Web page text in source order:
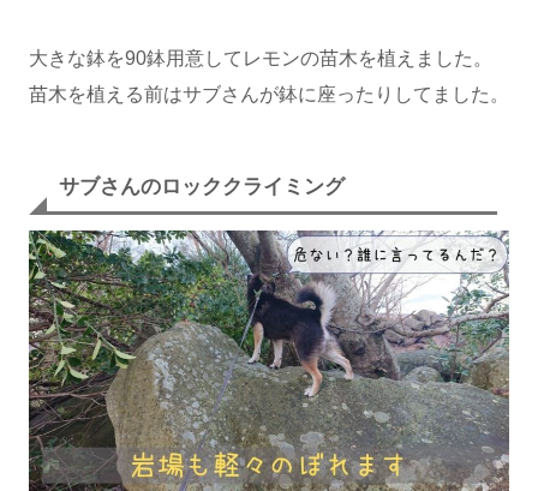
大きな鉢を90鉢用意してレモンの苗木を植えました。
苗木を植える前はサブさんが鉢に座ったりしてました。
サブさんのロッククライミング